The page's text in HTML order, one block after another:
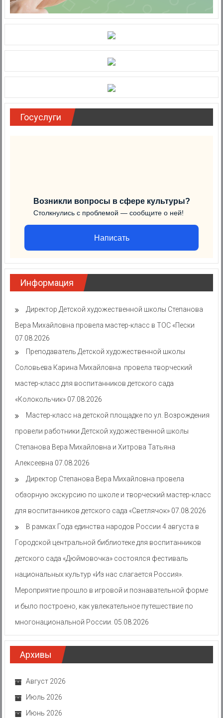
Госуслуги
Возникли вопросы в сфере культуры?
Столкнулись с проблемой — сообщите о ней!
Написать
Информация
Директор Детской художественной школы Степанова
Вера Михайловна провела мастер-класс в ТОС «Пески
07.08.2026
Преподаватель Детской художественной школы
Соловьева Карина Михайловна провела творческий
мастер-класс для воспитанников детского сада
«Колокольчик» 07.08.2026
Мастер-класс на детской площадке по ул. Возрождения
провели работники Детской художественной школы
Степанова Вера Михайловна и Хитрова Татьяна
Алексеевна 07.08.2026
Директор Степанова Вера Михайловна провела
обзорную экскурсию по школе и творческий мастер-класс
для воспитанников детского сада «Светлячок» 07.08.2026
В рамках Года единства народов России 4 августа в
Городской центральной библиотеке для воспитанников
детского сада «Дюймовочка» состоялся фестиваль
национальных культур «Из нас слагается Россия».
Мероприятие прошло в игровой и познавательной форме
и было построено, как увлекательное путешествие по
многонациональной России. 05.08.2026
Архивы
Август 2026
Июль 2026
Июнь 2026